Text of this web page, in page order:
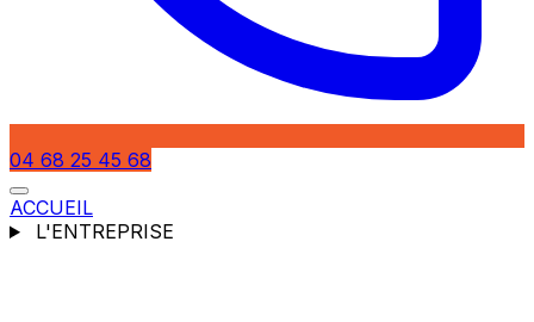
04 68 25 45 68
ACCUEIL
L'ENTREPRISE